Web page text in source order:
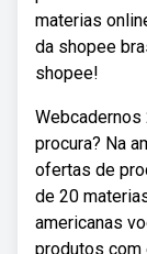
materias
da shopee
shopee!
procura? Na
ofertas de
de 20
americanas
produtos com